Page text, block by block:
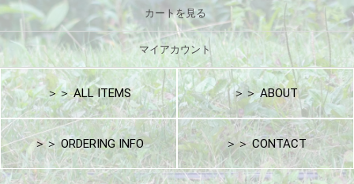
カートを見る
マイアカウント
＞＞ ALL ITEMS ＞＞ ABOUT
＞＞ ORDERING INFO ＞＞ CONTACT